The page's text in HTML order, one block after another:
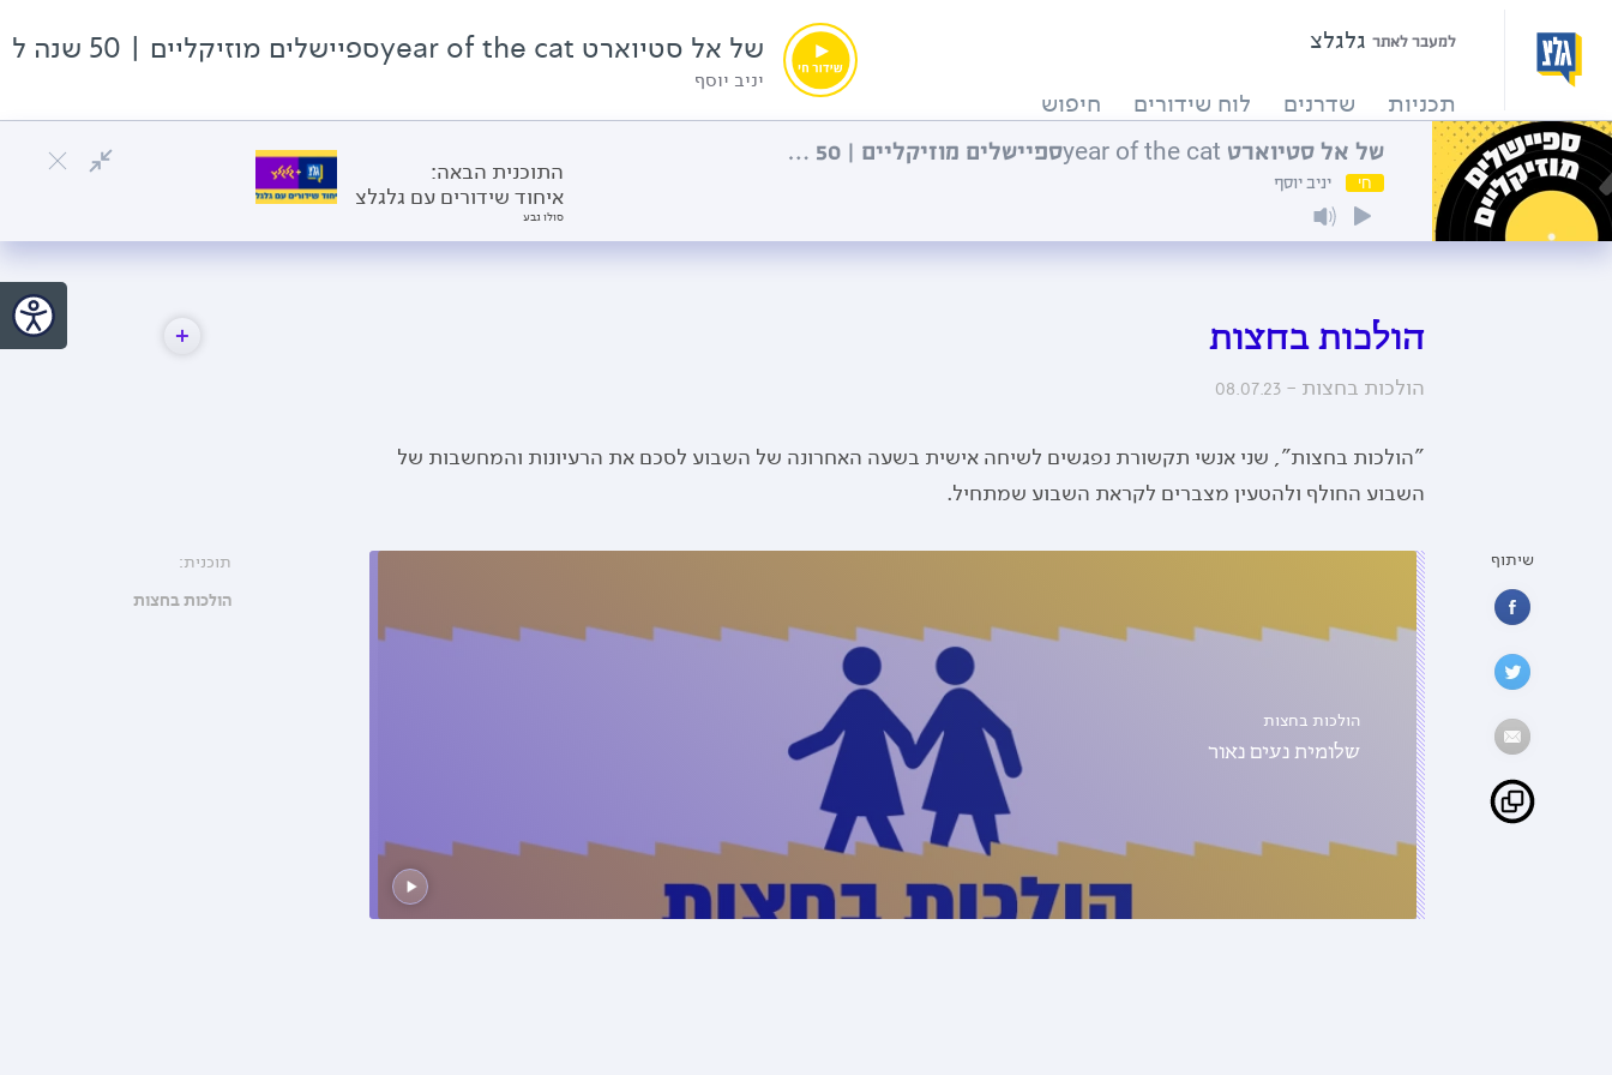
למעבר לאתר גלגלצ
תכניות
שדרנים לוח שידורים חיפוש
של אל סטיוארט year of the catספיישלים מוזיקליים | 50 שנה ל
יניב יוסף
של אל סטיוארט year of the catספיישלים מוזיקליים | 50 שנה ל
חי יניב יוסף
התוכנית הבאה:
איחוד שידורים עם גלגלצ
סולו גבע
הולכות בחצות
הולכות בחצות - 08.07.23
"הולכות בחצות", שני אנשי תקשורת נפגשים לשיחה אישית בשעה האחרונה של השבוע לסכם את הרעיונות והמחשבות של
השבוע החולף ולהטעין מצברים לקראת השבוע שמתחיל.
שיתוף
הולכות בחצות
שלומית נעים נאור
תוכנית:
הולכות בחצות